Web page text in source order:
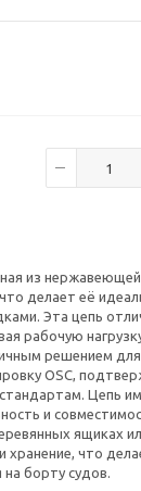
из
делает её
Эта цепь
рабочую
решением
OSC,
Цепь
и
ящиках
что
борту судов.